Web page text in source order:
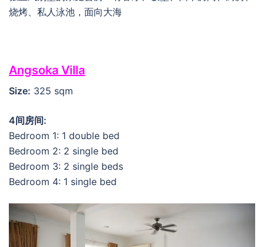
烧烤、私人泳池，面向大海
Angsoka Villa
Size: 325 sqm
4间房间:
Bedroom 1: 1 double bed
Bedroom 2: 2 single bed
Bedroom 3: 2 single beds
Bedroom 4: 1 single bed